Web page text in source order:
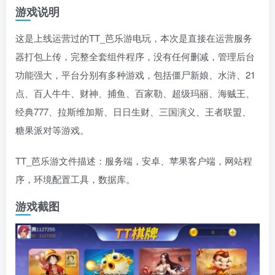
游戏说明
这是上线运营过的TT_芭乐游电玩，本次是直接在运营服务
器打包上传，完整全套组件程序，没有任何删减，管理后台
功能强大，平台分别有多种游戏，包括僵尸新娘、水浒、21
点、百人牛牛、财神、捕鱼、百家勒、超级玛丽、海贼王、
经典777、拉斯维加斯、日日生财、三国演义、王者联盟、
糖果派对等游戏。
TT_芭乐游文件描述：服务端，安卓、苹果客户端，网站程
序，环境配置工具，数据库。
游戏截图